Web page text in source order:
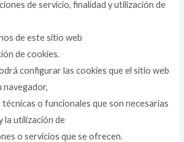
de servicio, finalidad y utilización de
de este sitio web
de cookies.
configurar las cookies que el sitio web
navegador,
o funcionales que son necesarias
la utilización de
o servicios que se ofrecen.